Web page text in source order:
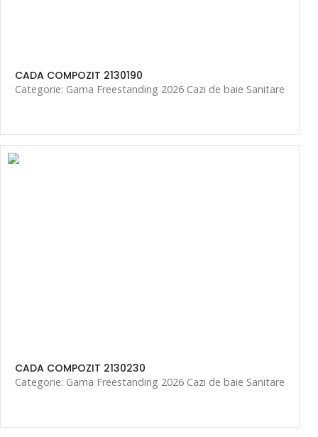
CADA COMPOZIT 2130190
Categorie: Gama Freestanding 2026 Cazi de baie Sanitare
CADA COMPOZIT 2130230
Categorie: Gama Freestanding 2026 Cazi de baie Sanitare